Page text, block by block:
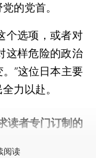
的党首。
选项，或者对
这样危险的政治
”这位日本主要
力以赴。
读者专门订制的
阅读